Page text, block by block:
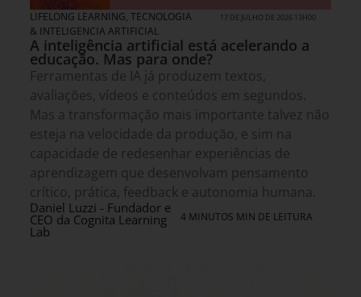
LIFELONG LEARNING, TECNOLOGIA
& INTELIGENCIA ARTIFICIAL
17 DE JULHO DE 2026 13H00
A inteligência artificial está acelerando a
educação. Mas para onde?
Ferramentas de IA já produzem textos,
avaliações, vídeos e conteúdos em segundos.
Mas a transformação mais importante talvez não
esteja na velocidade da produção, e sim na
capacidade de redesenhar experiências de
aprendizagem que desenvolvam pensamento
crítico, prática, feedback e autonomia humana.
Daniel Luzzi - Fundador e
CEO da Cognita Learning
Lab
4 MINUTOS MIN DE LEITURA